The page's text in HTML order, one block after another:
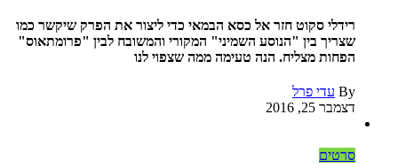
רידלי סקוט חזר אל כסא הבמאי כדי ליצור את הפרק שיקשר כמו
שצריך בין "הנוסע השמיני" המקורי והמשובח לבין "פרומתאוס"
הפחות מצליח. הנה טעימה ממה שצפוי לנו
By עדי פרל
דצמבר 25, 2016
סרטים